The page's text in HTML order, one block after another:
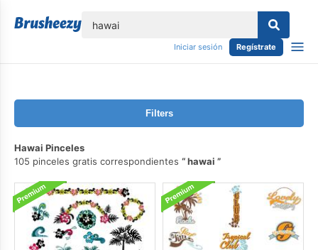
Iniciar sesión Regístrate
Filters
Hawai Pinceles
105 pinceles gratis correspondientes
hawai